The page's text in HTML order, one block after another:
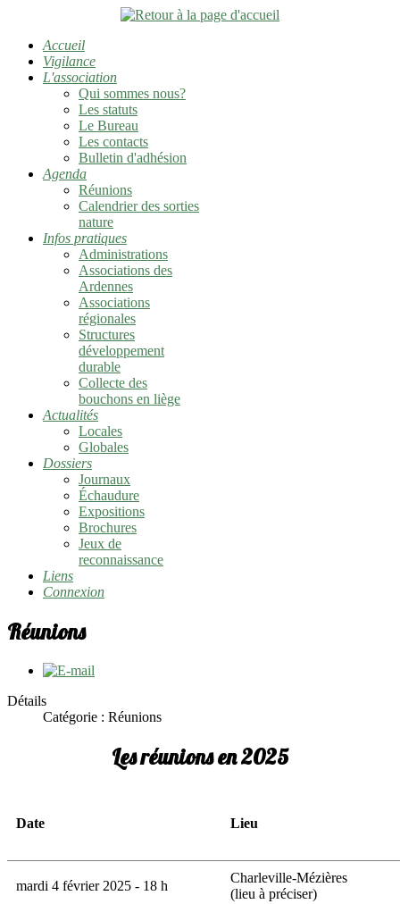
Accueil
Vigilance
L'association
Qui sommes nous?
Les statuts
Le Bureau
Les contacts
Bulletin d'adhésion
Agenda
Réunions
Calendrier des sorties
nature
Infos pratiques
Administrations
Associations des
Ardennes
Associations
régionales
Structures
développement
durable
Collecte des
bouchons en liège
Actualités
Locales
Globales
Dossiers
Journaux
Échaudure
Expositions
Brochures
Jeux de
reconnaissance
Liens
Connexion
Réunions
Détails
Catégorie : Réunions
Les réunions en 2025
Date Lieu
mardi 4 février 2025 - 18 h
Charleville-Mézières
(lieu à préciser)